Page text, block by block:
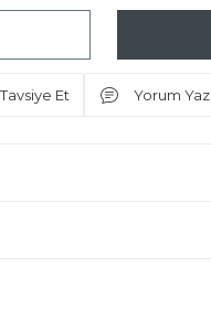
Tavsiye Et Yorum Yaz